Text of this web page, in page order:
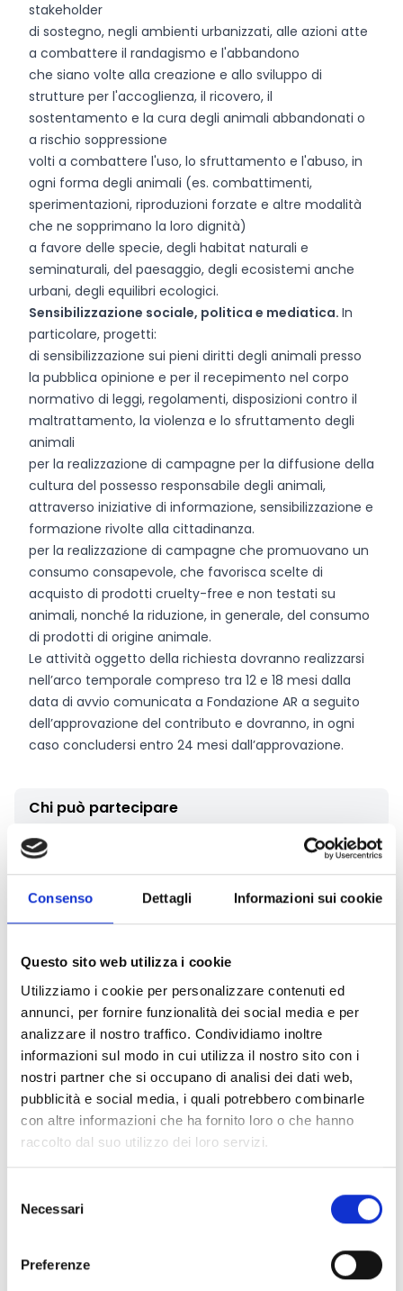
Consenso Dettagli Informazioni sui cookie
Questo sito web utilizza i cookie
Utilizziamo i cookie per personalizzare contenuti ed
annunci, per fornire funzionalità dei social media e per
analizzare il nostro traffico. Condividiamo inoltre
informazioni sul modo in cui utilizza il nostro sito con i
nostri partner che si occupano di analisi dei dati web,
pubblicità e social media, i quali potrebbero combinarle
con altre informazioni che ha fornito loro o che hanno
raccolto dal suo utilizzo dei loro servizi.
delNecessari
Preferenze
stakeholder
di sostegno, negli ambienti urbanizzati, alle azioni atte
a combattere il randagismo e l'abbandono
che siano volte alla creazione e allo sviluppo di
strutture per l'accoglienza, il ricovero, il
sostentamento e la cura degli animali abbandonati o
a rischio soppressione
volti a combattere l'uso, lo sfruttamento e l'abuso, in
ogni forma degli animali (es. combattimenti,
sperimentazioni, riproduzioni forzate e altre modalità
che ne sopprimano la loro dignità)
a favore delle specie, degli habitat naturali e
seminaturali, del paesaggio, degli ecosistemi anche
urbani, degli equilibri ecologici.
Sensibilizzazione sociale, politica e mediatica. In
particolare, progetti:
di sensibilizzazione sui pieni diritti degli animali presso
la pubblica opinione e per il recepimento nel corpo
normativo di leggi, regolamenti, disposizioni contro il
maltrattamento, la violenza e lo sfruttamento degli
animali
per la realizzazione di campagne per la diffusione della
cultura del possesso responsabile degli animali,
attraverso iniziative di informazione, sensibilizzazione e
formazione rivolte alla cittadinanza.
per la realizzazione di campagne che promuovano un
consumo consapevole, che favorisca scelte di
acquisto di prodotti cruelty-free e non testati su
animali, nonché la riduzione, in generale, del consumo
di prodotti di origine animale.
Le attività oggetto della richiesta dovranno realizzarsi
nell’arco temporale compreso tra 12 e 18 mesi dalla
data di avvio comunicata a Fondazione AR a seguito
dell’approvazione del contributo e dovranno, in ogni
caso concludersi entro 24 mesi dall’approvazione.
Chi può partecipare
Sono invitati alla presentazione di progetti glienti,
associazioni, fondazioni con sede legale sul
territorio italianoche abbiano le seguenti
lavoro dei volontari rispetto a quello dei dipendenti e
che sulla base del bilancio approvato nell'anno
precedente. non superino più di uno dei seguenti limiti
Attivo dello stato patrimoniale inferiore o pari a €
300.000
Ricavi annui inferiori o pari a € 100.000
non abbiano più di un dipendente.
Sono ammessi a contributo, in qualità di capofila, gli
Enti definiti dal Decreto Legislativo 117/2017 (Codice del
Organizzazioni di Volontariato (ODV)
Imprese Sociali (IS) , comprensive delle Cooperative